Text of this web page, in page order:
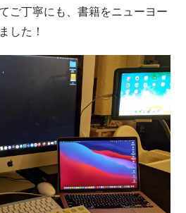
ご丁寧にも、書籍をニューヨー
した！